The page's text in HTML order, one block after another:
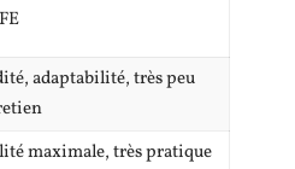
adaptabilité, très peu
maximale, très pratique